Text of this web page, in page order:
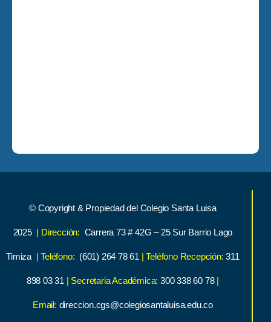
© Copyright & Propiedad del Colegio Santa Luisa
2025 | Dirección: Carrera 73 # 42G – 25 Sur Barrio Lago
Timiza | Teléfono: (601) 264 78 61 | Teléfono Recepción: 311
898 03 31 | Secretaria Académica:300 338 60 78 |
Email: direccion.cgs@colegiosantaluisa.edu.co